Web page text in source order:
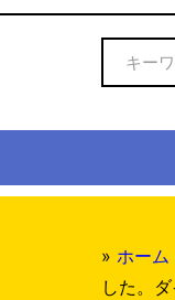
» ホーム
した。